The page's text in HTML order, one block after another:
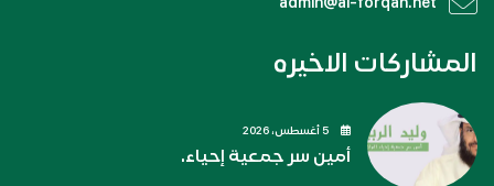
المشاركات الاخيره
أمين سر جمعية إحياء.